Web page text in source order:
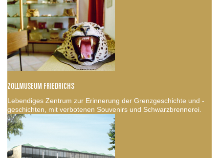
ZOLLMUSEUM FRIEDRICHS
Lebendiges Zentrum zur Erinnerung der Grenzgeschichte und -
geschichten, mit verbotenen Souvenirs und Schwarzbrennerei.